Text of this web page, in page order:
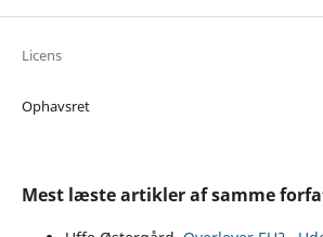
Licens
Ophavsret
Mest læste artikler af samme